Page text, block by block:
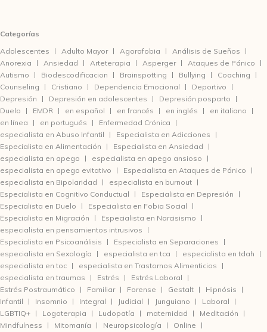
Categorías
Adolescentes
Adulto Mayor Agorafobia
Análisis de Sueños
Anorexia
Ansiedad Arteterapia Asperger
Ataques de Pánico
Autismo
Biodescodificacion Brainspotting Bullying
Coaching
Counseling
Cristiano Dependencia Emocional
Deportivo
Depresión
Depresión en adolescentes
Depresión posparto
Duelo
EMDR en español en francés en inglés
en italiano
en línea
en portugués
Enfermedad Crónica
especialista en Abuso Infantil
Especialista en Adicciones
Especialista en Alimentación
Especialista en Ansiedad
especialista en apego
especialista en apego ansioso
especialista en apego evitativo
Especialista en Ataques de Pánico
especialista en Bipolaridad
especialista en burnout
Especialista en Cognitivo Conductual
Especialista en Depresión
Especialista en Duelo
Especialista en Fobia Social
Especialista en Migración
Especialista en Narcisismo
especialista en pensamientos intrusivos
Especialista en Psicoanálisis
Especialista en Separaciones
especialista en Sexología
especialista en tca
especialista en tdah
especialista en toc
especialista en Trastornos Alimenticios
especialista en traumas
Estrés
Estrés Laboral
Estrés Postraumático
Familiar Forense Gestalt
Hipnósis
Infantil
Insomnio Integral Judicial Junguiano
Laboral
LGBTIQ+
Logoterapia Ludopatía maternidad
Meditación
Mindfulness
Mitomanía Neuropsicología
Online